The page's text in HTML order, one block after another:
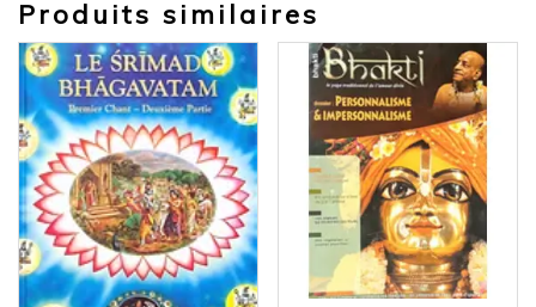
Produits similaires